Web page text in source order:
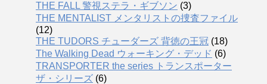
THE FALL 警視ステラ・ギブソン (3)
THE MENTALIST メンタリストの捜査ファイル
(12)
THE TUDORS チューダーズ 背徳の王冠 (18)
The Walking Dead ウォーキング・デッド (6)
TRANSPORTER the series トランスポーター
ザ・シリーズ (6)